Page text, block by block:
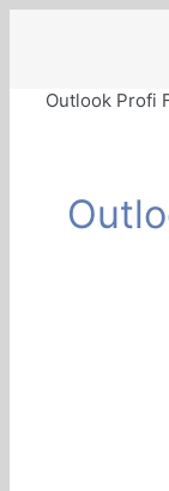
Outlook Profi